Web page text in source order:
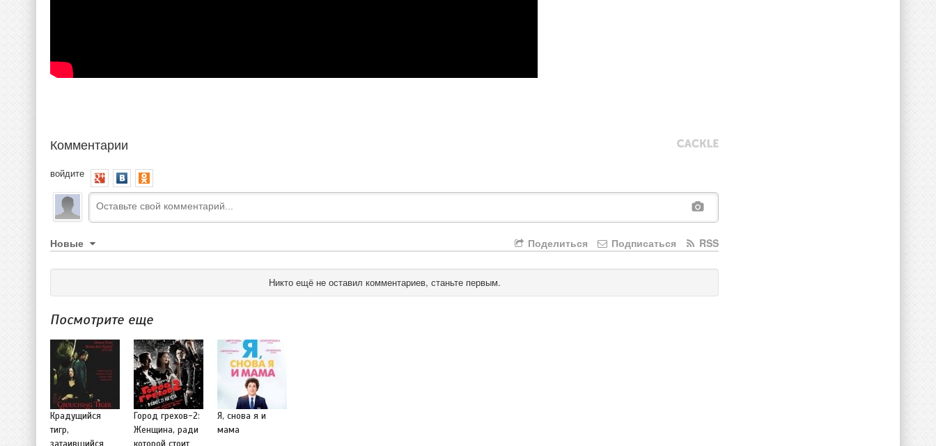
Комментарии
войдите
Новые RSS
Подписаться
Поделиться
Никто ещё не оставил комментариев, станьте первым.
Посмотрите еще
Крадущийся
тигр,
затаившийся
Город грехов-2:
Женщина, ради
которой стоит
Я, снова я и
мама